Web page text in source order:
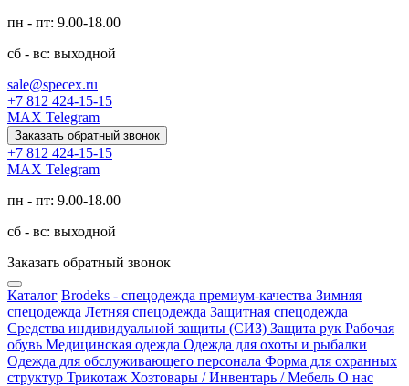
пн - пт: 9.00-18.00
сб - вс: выходной
sale@specex.ru
+7 812 424-15-15
MAX Telegram
Заказать обратный звонок
+7 812 424-15-15
MAX Telegram
пн - пт: 9.00-18.00
сб - вс: выходной
Заказать обратный звонок
Каталог Brodeks - спецодежда премиум-качества Зимняя
спецодежда Летняя спецодежда Защитная спецодежда
Средства индивидуальной защиты (СИЗ) Защита рук Рабочая
обувь Медицинская одежда Одежда для охоты и рыбалки
Одежда для обслуживающего персонала Форма для охранных
структур Трикотаж Хозтовары / Инвентарь / Мебель О нас